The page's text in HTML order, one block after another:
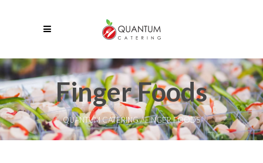
Finger Foods
QUANTUM CATERING/FINGER FOODS